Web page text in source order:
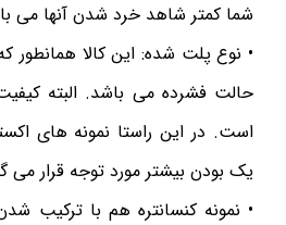
شما کمتر شاهد خرد شدن آنها می
• نوع پلت شده: این کالا همانطور
حالت فشرده می باشد. البته
است. در این راستا نمونه‌ های
یک بودن بیشتر مورد توجه قرار می
• نمونه کنسانتره هم با ترکیب